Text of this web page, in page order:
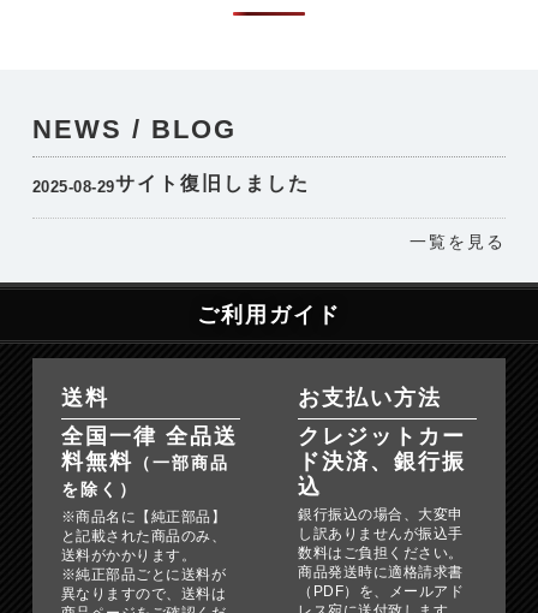
NEWS / BLOG
2025-08-29サイト復旧しました
一覧を見る
ご利用ガイド
送料
全国一律 全品送
料無料 （一部商品
を除く）
※商品名に【純正部品】
と記載された商品のみ、
送料がかかります。
※純正部品ごとに送料が
異なりますので、送料は
お支払い方法
クレジットカー
ド決済、銀行振
込
銀行振込の場合、大変申
し訳ありませんが振込手
数料はご負担ください。
商品発送時に適格請求書
（PDF）を、メールアド
レス宛に送付致します。